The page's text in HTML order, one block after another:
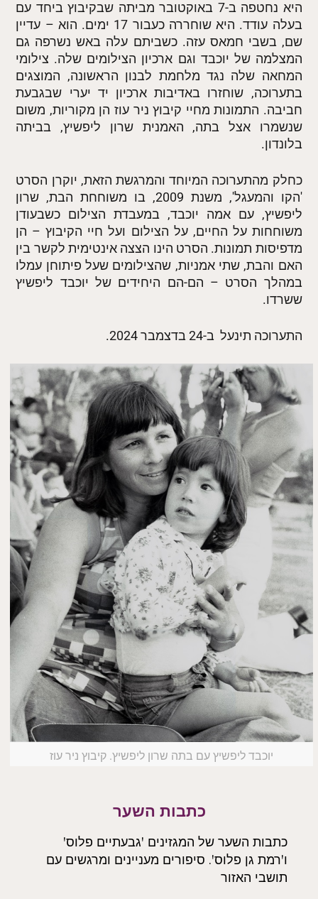
יוכבד ליפשיץ עם בתה שרון ליפשיץ. קיבוץ ניר עוז
היא נחטפה ב-7 באוקטובר מביתה שבקיבוץ ביחד עם
בעלה עודד. היא שוחררה כעבור 17 ימים. הוא – עדיין
שם, בשבי חמאס עזה. כשביתם עלה באש נשרפה גם
המצלמה של יוכבד וגם ארכיון הצילומים שלה. צילומי
המחאה שלה נגד מלחמת לבנון הראשונה, המוצגים
בתערוכה, שוחזרו באדיבות ארכיון יד יערי שבגבעת
חביבה. התמונות מחיי קיבוץ ניר עוז הן מקוריות, משום
שנשמרו אצל בתה, האמנית שרון ליפשיץ, בביתה
בלונדון.
כחלק מהתערוכה המיוחד והמרגשת הזאת, יוקרן הסרט
'הקו והמעגל', משנת 2009, בו משוחחת הבת, שרון
ליפשיץ, עם אמה יוכבד, במעבדת הצילום כשבעודן
משוחחות על החיים, על הצילום ועל חיי הקיבוץ – הן
מדפיסות תמונות. הסרט הינו הצצה אינטימית לקשר בין
האם והבת, שתי אמניות, שהצילומים שעל פיתוחן עמלו
במהלך הסרט – הם-הם היחידים של יוכבד ליפשיץ
ששרדו.
התערוכה תינעל ב-24 בדצמבר 2024.
כתבות השער
כתבות השער של המגזינים 'גבעתיים פלוס'
ו'רמת גן פלוס'. סיפורים מעניינים ומרגשים עם
תושבי האזור